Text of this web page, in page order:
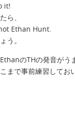
it!
ら、
Ethan Hunt.
う。
EthanのTHの発音が
まで事前練習してお